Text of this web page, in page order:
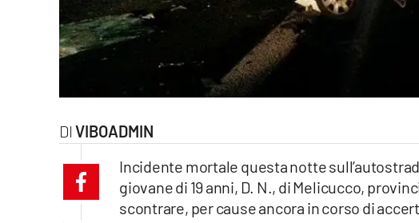
lacitymag.it
VIBOADMIN
Incidente mortale questa notte
giovane di 19 anni, D. N., di Melicucco,
scontrare, per cause ancora in corso di